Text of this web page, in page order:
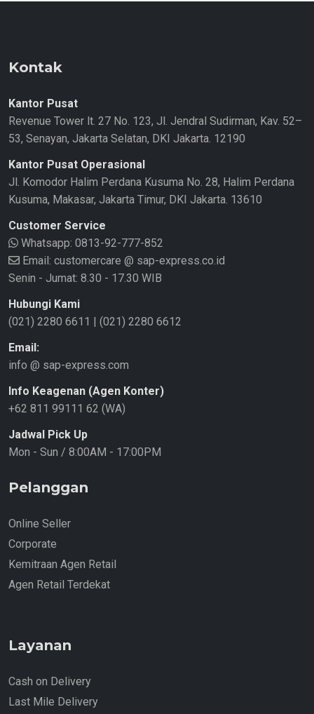
Kontak
Kantor Pusat
Revenue Tower lt. 27 No. 123, Jl. Jendral Sudirman, Kav. 52–
53, Senayan, Jakarta Selatan, DKI Jakarta. 12190
Kantor Pusat Operasional
Jl. Komodor Halim Perdana Kusuma No. 28, Halim Perdana
Kusuma, Makasar, Jakarta Timur, DKI Jakarta. 13610
Customer Service
Whatsapp: 0813-92-777-852
Email: customercare @ sap-express.co.id
Senin - Jumat: 8.30 - 17.30 WIB
Hubungi Kami
(021) 2280 6611 | (021) 2280 6612
Email:
info @ sap-express.com
Info Keagenan (Agen Konter)
+62 811 99111 62 (WA)
Jadwal Pick Up
Mon - Sun / 8:00AM - 17:00PM
Pelanggan
Online Seller
Corporate
Kemitraan Agen Retail
Agen Retail Terdekat
Layanan
Cash on Delivery
Last Mile Delivery